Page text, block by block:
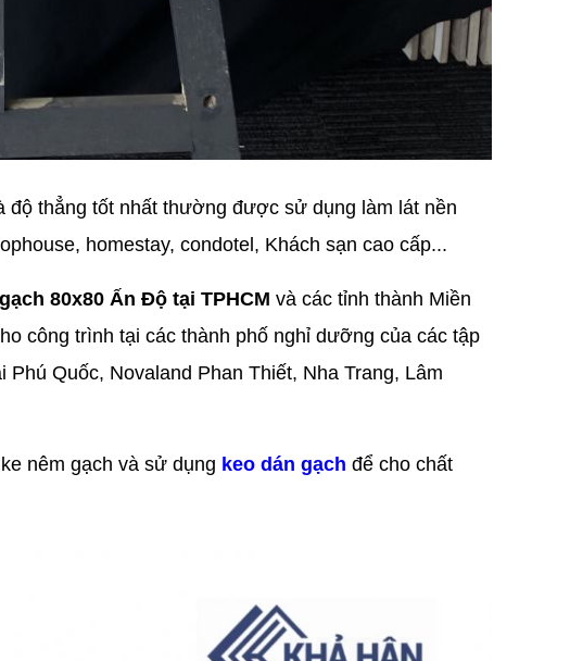
thẳng tốt nhất thường được sử dụng làm lát nền
homestay, condotel, Khách sạn cao cấp...
gạch 80x80 Ấn Độ tại TPHCM và các tỉnh thành Miền
công trình tại các thành phố nghỉ dưỡng của các tập
Quốc, Novaland Phan Thiết, Nha Trang, Lâm
nêm gạch và sử dụng keo dán gạch để cho chất